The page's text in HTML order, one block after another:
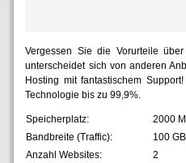
Vergessen Sie die Vorurteile
unterscheidet sich von anderen
Hosting mit fantastischem
Technologie bis zu 99,9%.
Speicherplatz:
2000
Bandbreite (Traffic):
100 GB
Anzahl Websites:
2